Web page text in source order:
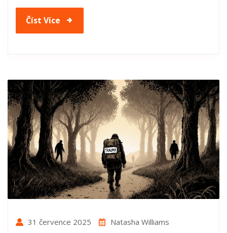
Číst Více
31 července 2025 Natasha Williams